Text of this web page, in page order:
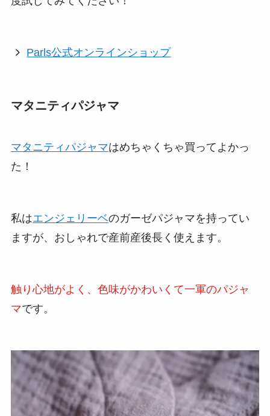
「産前産後兼用で長く着用できる」「ラインがキ
度試してみてください！
マタニティパジャマはめちゃくちゃ買ってよかっ
た！
私はエンジェリーベ
のガーゼパジャマを持ってい
ますが、おしゃれで産前産後長く使えます。